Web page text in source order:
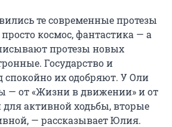
те современные протезы
космос, фантастика — а
протезы новых
Государство и
их одобряют. У Оли
— от «Жизни в движении» и от
для активной ходьбы, вторые
— рассказывает Юлия.